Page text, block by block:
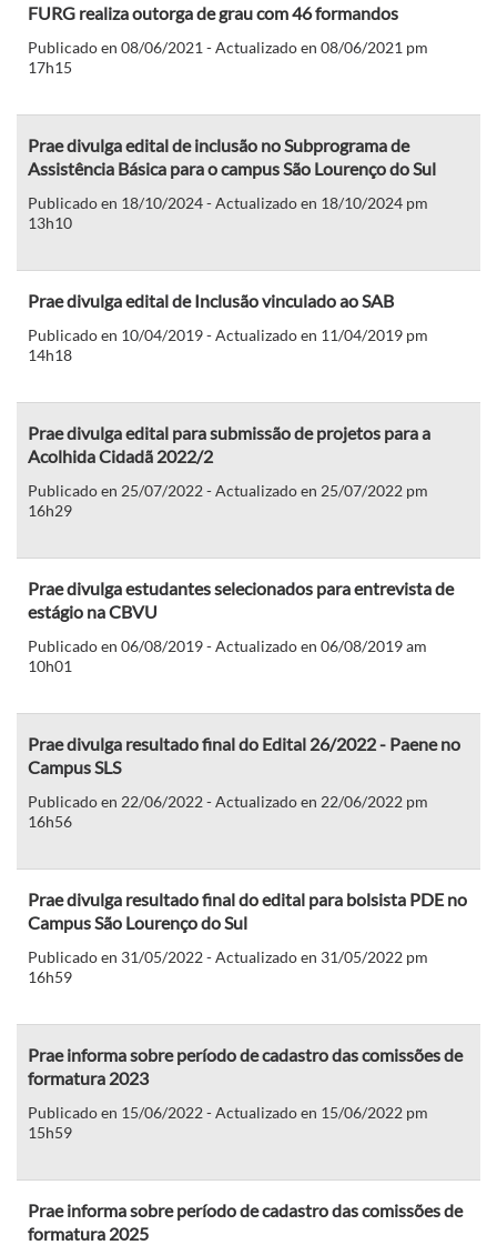
FURG realiza outorga de grau com 46 formandos
Publicado en 08/06/2021 - Actualizado en 08/06/2021 pm
17h15
Prae divulga edital de inclusão no Subprograma de
Assistência Básica para o campus São Lourenço do Sul
Publicado en 18/10/2024 - Actualizado en 18/10/2024 pm
13h10
Prae divulga edital de Inclusão vinculado ao SAB
Publicado en 10/04/2019 - Actualizado en 11/04/2019 pm
14h18
Prae divulga edital para submissão de projetos para a
Acolhida Cidadã 2022/2
Publicado en 25/07/2022 - Actualizado en 25/07/2022 pm
16h29
Prae divulga estudantes selecionados para entrevista de
estágio na CBVU
Publicado en 06/08/2019 - Actualizado en 06/08/2019 am
10h01
Prae divulga resultado final do Edital 26/2022 - Paene no
Campus SLS
Publicado en 22/06/2022 - Actualizado en 22/06/2022 pm
16h56
Prae divulga resultado final do edital para bolsista PDE no
Campus São Lourenço do Sul
Publicado en 31/05/2022 - Actualizado en 31/05/2022 pm
16h59
Prae informa sobre período de cadastro das comissões de
formatura 2023
Publicado en 15/06/2022 - Actualizado en 15/06/2022 pm
15h59
Prae informa sobre período de cadastro das comissões de
formatura 2025